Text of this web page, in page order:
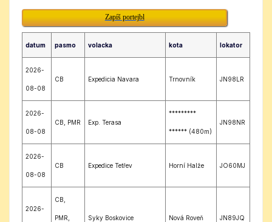
Zapíš portejbl
datum pasmo volacka kota lokator
2026-
08-08
CB Expedicia Navara Trnovník JN98LR
2026-
08-08
CB, PMR Exp. Terasa
*********
****** (480m)
JN98NR
2026-
08-08
CB Expedice Tetřev Horní Halže JO60MJ
2026-
CB,
PMR, Syky Boskovice Nová Roveň JN89JQ